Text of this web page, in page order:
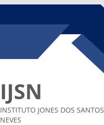
IJSN
INSTITUTO JONES DOS SANTOS
NEVES